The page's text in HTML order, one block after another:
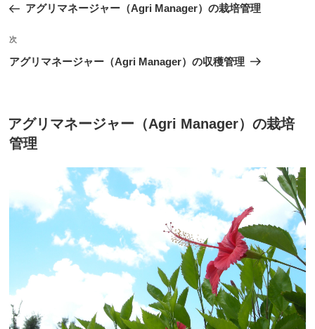
ナ
ビ
ゲ
ョ
ン
の
稿
アグリマネージャー（Agri Manager）の栽培管理
次
の
次
アグリマネージャー（Agri Manager）の収穫管理
投
稿
日:
アグリマネージャー（Agri Manager）の栽培
管理